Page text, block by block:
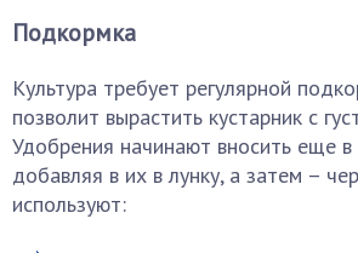
Подкормка
Культура требует регулярной
позволит вырастить кустарник с
Удобрения начинают вносить еще
добавляя в их в лунку, а затем –
используют: